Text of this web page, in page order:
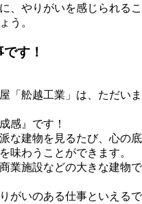
、やりがいを感じられるこ
う。
す！
「舩越工業」は、ただいま
感』です！
な建物を見るたび、心の底
味わうことができます。
業施設などの大きな建物で
がいのある仕事といえるで